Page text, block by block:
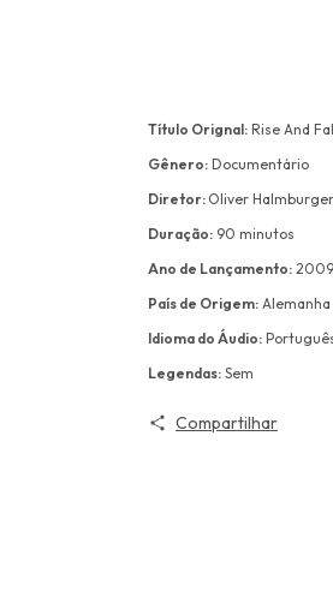
Título Orignal: Rise And
Gênero: Documentário
Diretor: Oliver Halmburger
Duração: 90 minutos
Ano de Lançamento: 2009
País de Origem: Alemanha
Idioma do Áudio:
Legendas: Sem
Compartilhar